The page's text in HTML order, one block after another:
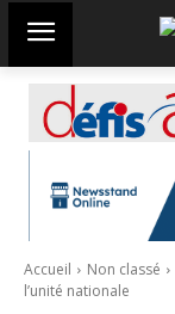
Accueil Non classé
l’unité nationale